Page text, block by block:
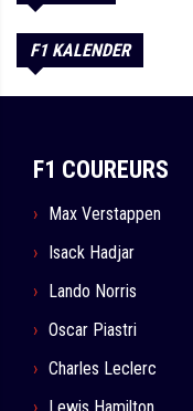
F1 KALENDER
F1 COUREURS
Max Verstappen
Isack Hadjar
Lando Norris
Oscar Piastri
Charles Leclerc